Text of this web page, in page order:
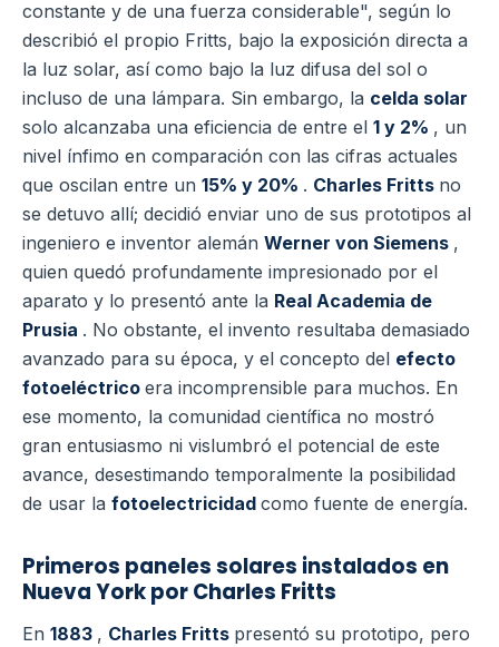
constante y de una fuerza considerable", según lo
describió el propio Fritts, bajo la exposición directa a
la luz solar, así como bajo la luz difusa del sol o
incluso de una lámpara. Sin embargo, la celda solar
solo alcanzaba una eficiencia de entre el 1 y 2% , un
nivel ínfimo en comparación con las cifras actuales
que oscilan entre un 15% y 20% . Charles Fritts no
se detuvo allí; decidió enviar uno de sus prototipos al
ingeniero e inventor alemán Werner von Siemens ,
quien quedó profundamente impresionado por el
aparato y lo presentó ante la Real Academia de
Prusia . No obstante, el invento resultaba demasiado
avanzado para su época, y el concepto del efecto
fotoeléctrico era incomprensible para muchos. En
ese momento, la comunidad científica no mostró
gran entusiasmo ni vislumbró el potencial de este
avance, desestimando temporalmente la posibilidad
de usar la fotoelectricidad como fuente de energía.
Primeros paneles solares instalados en
Nueva York por Charles Fritts
En 1883 , Charles Fritts presentó su prototipo, pero